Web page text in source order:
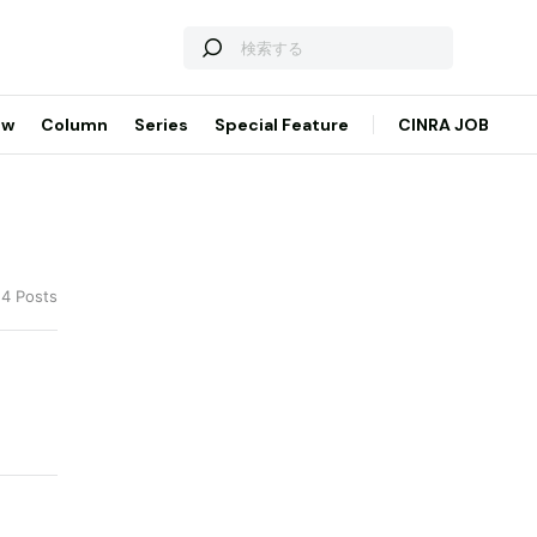
Column Series Special Feature CINRA JOB
Posts